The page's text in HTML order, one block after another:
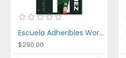
Escuela Adheribles World Cup
$290.00